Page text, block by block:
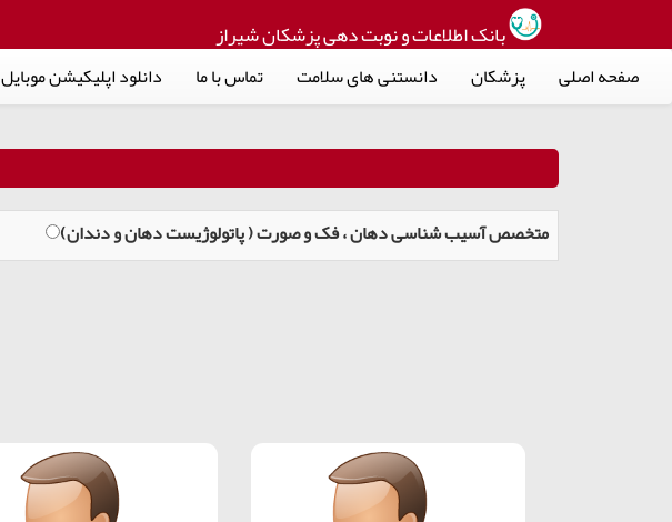
بانک اطلاعات و نوبت دهی پزشکان شیراز
صفحه اصلی پزشکان دانستنی های سلامت تماس با ما دانلود اپلیکیشن موبایل
(متخصص آسیب شناسی دهان ، فک و صورت ( پاتولوژیست دهان و دندان